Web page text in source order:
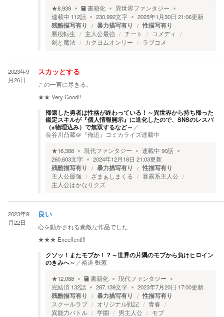
★8,939 書籍化
異世界ファンタジー
連載中 112話 230,992文字 2025年1月30日 21:06更新
残酷描写有り 暴力描写有り 性描写有り
悪役転生 主人公最強 チート
コメディ
剣と魔法
カクヨムオンリー ラブコメ
2023年9
月26日
スカッとする
この一言に尽きる。
★★ Very Good!!
帰還した勇者は性格が終わっている！～異世界から持ち帰った
鑑定スキルが『個人情報開示』に進化したので、SNSのレスバ
（※物理込み）で無双するなど～ ／
長谷川凸蔵＠『俺追』コミカライズ連載中
★16,388 現代ファンタジー 連載中 90話
260,603文字 2024年12月18日 21:03更新
残酷描写有り 暴力描写有り 性描写有り
主人公最強 ざまぁしまくる
暴露系主人公
主人公はかなりクズ
2023年9
月22日
良い
心を動かされる素敵な作品でした
★★★ Excellent!!!
クソッ！またモブか！？～世界の片隅のモブから負けヒロイン
のきみへ～ ／裕道 麩葱
★12,088 書籍化
現代ファンタジー
完結済 132話 287,139文字 2023年7月20日 17:00更新
残酷描写有り 暴力描写有り 性描写有り
スクールラブ オリジナル戦記
青春
異能力バトル
学園 男主人公 モブ